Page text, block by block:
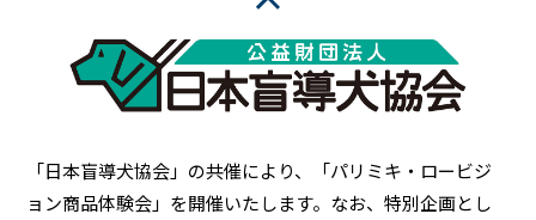
「日本盲導犬協会」の共催により、「パリミキ・ロービジ
ョン商品体験会」を開催いたします。なお、特別企画とし